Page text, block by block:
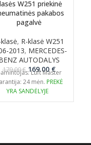
W251 priekinė
pakabos
pagalvė
, R-klasė W251
2013, MERCEDES-
AUTODALYS
179.00€ Original
price
was:
179.00 €.
169.00€Current
price
Luft Master
24 mėn. PREKĖ
YRA SANDĖLYJE